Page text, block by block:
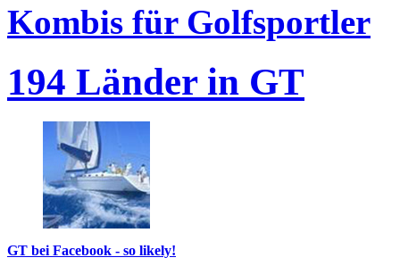
Kombis für Golfsportler
194 Länder in GT
GT bei Facebook - so likely!